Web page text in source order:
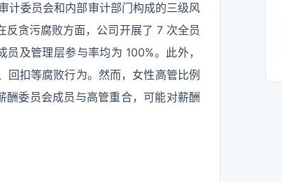
计委员会和内部审计部门构成的三级风
反贪污腐败方面，公司开展了 7 次全员
及管理层参与率均为 100%。此外，
扣等腐败行为。然而，女性高管比例
委员会成员与高管重合，可能对薪酬